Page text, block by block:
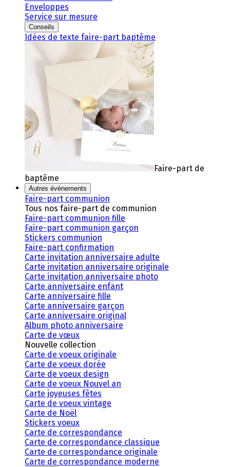
Enveloppes
Service sur mesure
Conseils
Idées de texte faire-part baptême
Faire-part de
baptême
Autres évènements
Faire-part communion
Tous nos faire-part de communion
Faire-part communion fille
Faire-part communion garçon
Stickers communion
Faire-part confirmation
Carte invitation anniversaire adulte
Carte invitation anniversaire originale
Carte invitation anniversaire photo
Carte anniversaire enfant
Carte anniversaire fille
Carte anniversaire garçon
Carte anniversaire original
Album photo anniversaire
Carte de vœux
Nouvelle collection
Carte de voeux originale
Carte de voeux dorée
Carte de voeux design
Carte de voeux Nouvel an
Carte joyeuses fêtes
Carte de voeux vintage
Carte de Noël
Stickers voeux
Carte de correspondance
Carte de correspondance classique
Carte de correspondance originale
Carte de correspondance moderne